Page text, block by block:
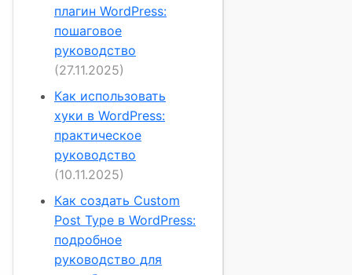
плагин WordPress:
пошаговое
руководство
(27.11.2025)
Как использовать
хуки в WordPress:
практическое
руководство
(10.11.2025)
Как создать Custom
Post Type в WordPress:
подробное
руководство для